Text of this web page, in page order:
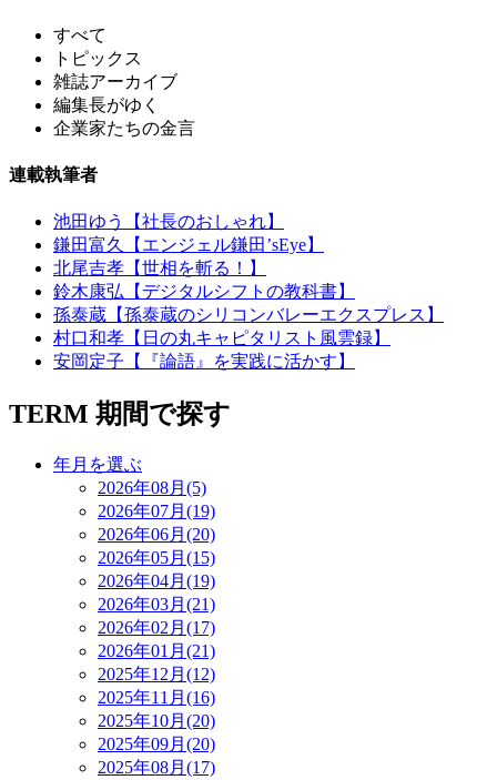
すべて
トピックス
雑誌アーカイブ
編集長がゆく
企業家たちの金言
連載執筆者
池田ゆう【社長のおしゃれ】
鎌田富久【エンジェル鎌田’sEye】
北尾吉孝【世相を斬る！】
鈴木康弘【デジタルシフトの教科書】
孫泰蔵【孫泰蔵のシリコンバレーエクスプレス】
村口和孝【日の丸キャピタリスト風雲録】
安岡定子【『論語』を実践に活かす】
TERM 期間で探す
年月を選ぶ
2026年08月(5)
2026年07月(19)
2026年06月(20)
2026年05月(15)
2026年04月(19)
2026年03月(21)
2026年02月(17)
2026年01月(21)
2025年12月(12)
2025年11月(16)
2025年10月(20)
2025年09月(20)
2025年08月(17)